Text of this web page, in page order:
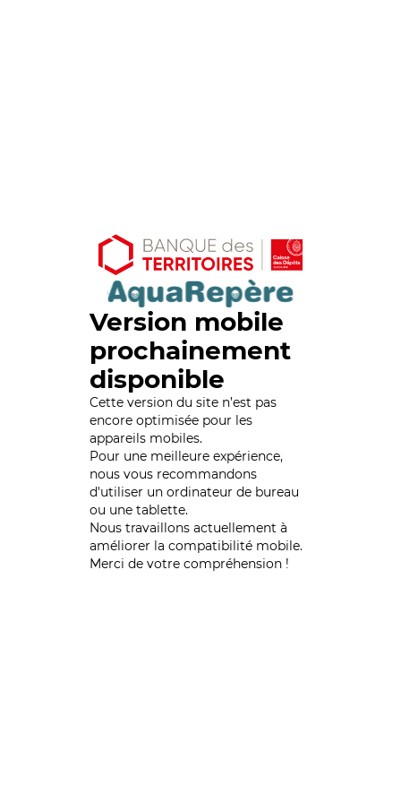
Version mobile
prochainement
disponible
Cette version du site n’est pas
encore optimisée pour les
appareils mobiles.
Pour une meilleure expérience,
nous vous recommandons
d'utiliser un ordinateur de bureau
ou une tablette.
Nous travaillons actuellement à
améliorer la compatibilité mobile.
Merci de votre compréhension !